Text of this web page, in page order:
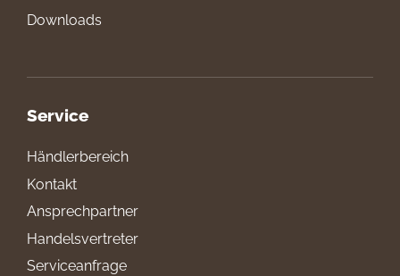
Downloads
Service
Händlerbereich
Kontakt
Ansprechpartner
Handelsvertreter
Serviceanfrage